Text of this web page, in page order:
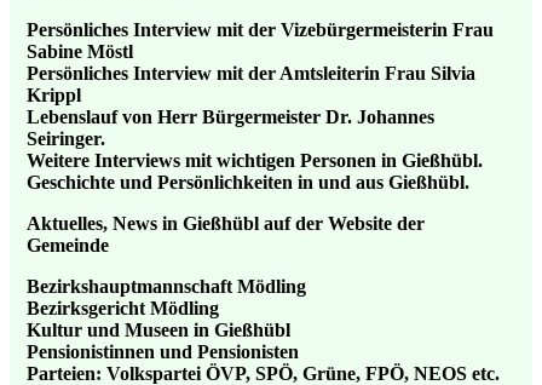
Persönliches Interview mit der Vizebürgermeisterin Frau
Sabine Möstl
Persönliches Interview mit der Amtsleiterin Frau Silvia
Krippl
Lebenslauf von Herr Bürgermeister Dr. Johannes
Seiringer.
Weitere Interviews mit wichtigen Personen in Gießhübl.
Geschichte und Persönlichkeiten in und aus Gießhübl.
Aktuelles, News in Gießhübl auf der Website der
Gemeinde
Bezirkshauptmannschaft Mödling
Bezirksgericht Mödling
Kultur und Museen in Gießhübl
Pensionistinnen und Pensionisten
Parteien: Volkspartei ÖVP, SPÖ, Grüne, FPÖ, NEOS etc.